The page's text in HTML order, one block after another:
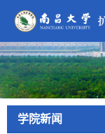
学院新闻